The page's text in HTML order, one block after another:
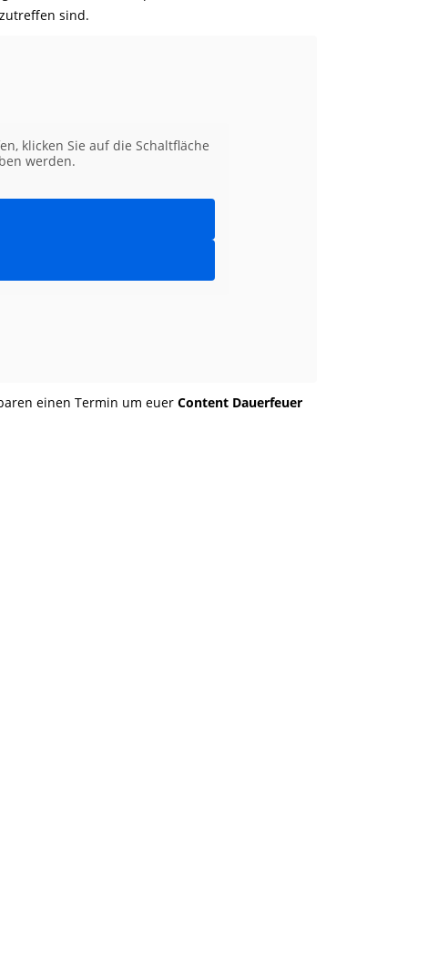
sind.
klicken Sie auf die Schaltfläche
werden.
einen Termin um euer Content Dauerfeuer